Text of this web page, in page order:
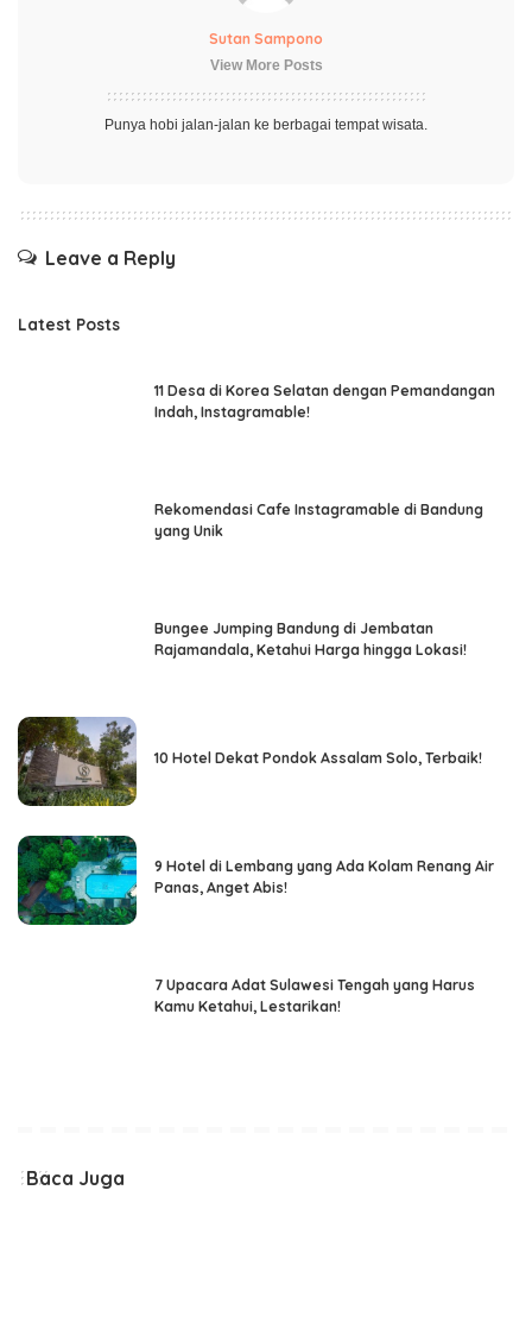
Sutan Sampono
View More Posts
Punya hobi jalan-jalan ke berbagai tempat wisata.
Leave a Reply
Latest Posts
11 Desa di Korea Selatan dengan Pemandangan
Indah, Instagramable!
Rekomendasi Cafe Instagramable di Bandung
yang Unik
Bungee Jumping Bandung di Jembatan
Rajamandala, Ketahui Harga hingga Lokasi!
10 Hotel Dekat Pondok Assalam Solo, Terbaik!
9 Hotel di Lembang yang Ada Kolam Renang Air
Panas, Anget Abis!
7 Upacara Adat Sulawesi Tengah yang Harus
Kamu Ketahui, Lestarikan!
Baca Juga